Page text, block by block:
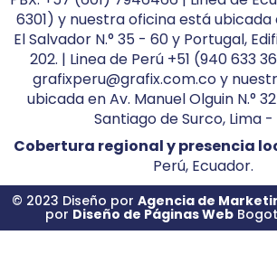
6301) y nuestra oficina está ubicada
El Salvador N.° 35 - 60 y Portugal,
202. | Linea de Perú +51 (940 633
grafixperu@grafix.com.co y
ubicada en Av. Manuel Olguin N.°
Santiago de Surco, Lima -
Cobertura regional y presencia
Perú, Ecuador.
© 2023 Diseño por Agencia de
por Diseño de Páginas Web